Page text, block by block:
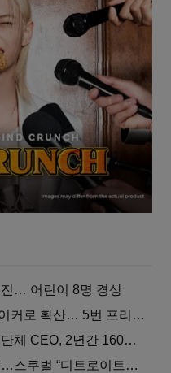
… 어린이 8명 경상
고먼 인근 리지 산불 1,000에이커로 확산… 5번 프리웨이 양방향 전면 폐쇄
세금 지원받는 남가주 비영리단체 CEO, 2년간 160만 달러 이상 받아… 미사용 휴가수당만 수십만 달러
몸은 다저스에 있는데 마음은…스쿠벌 “디트로이트로 돌아가고파”